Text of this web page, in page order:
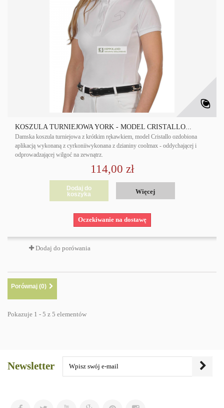
KOSZULA TURNIEJOWA YORK - MODEL CRISTALLO...
Damska koszula turniejowa z krótkim rękawkiem, model Cristallo ozdobiona
aplikacją wykonaną z cyrkoniiwykonana z dzianiny coolmax - oddychającej i
odprowadzającej wilgoć na zewnątrz.
114,00 zł
Dodaj do
koszyka
Więcej
Oczekiwanie na dostawę
Dodaj do porówania
Porównaj (0)
Pokazuje 1 - 5 z 5 elementów
Newsletter